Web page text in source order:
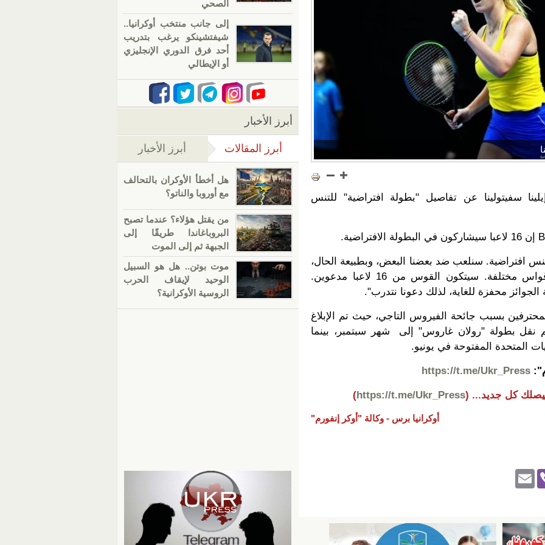
سفيتولينا عن تفاصيل "بطولة افتراضية" للتنس
افتراضية. سنلعب ضد بعضنا البعض، وبطبيعة الحال،
سيكون لكل من ATP و WTA أقواس مختلفة. سيتكون القوس من 16 لاعبا مدعوين.
محفزة للغاية، لذلك دعونا نتدرب".
بسبب جائحة الفيروس التاجي، حيث تم الإبلاغ
نقل بطولة "رولان غاروس" إلى شهر سبتمبر، بينما
المتحدة المفتوحة في يونيو.
https://t.me/Ukr_Press
كل جديد... (
https://t.me/Ukr_Press
)
أوكرانيا برس - وكالة "أوكر إنفورم"
Vi
الصحي
إلى جانب منتخب أوكرانيا..
شيفتشينكو يرغب بتدريب
أحد فرق الدوري الإنجليزي
أو الإيطالي
أبرز الأخبار
أبرز المقالات (علامة التبويب النشطة)
أبرز الأخبار
هل أخطأ الأوكران بالتحالف
مع أوروبا والناتو؟
من يقتل هؤلاء؟ عندما تصبح
البروباغاندا طريقًا إلى
الجبهة ثم إلى الموت
موت بوتن.. هل هو السبيل
الوحيد لإيقاف الحرب
الروسية الأوكرانية؟